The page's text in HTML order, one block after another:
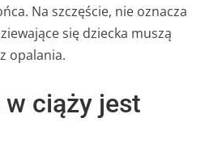
Na szczęście, nie oznacza
się dziecka muszą
opalania.
w ciąży jest